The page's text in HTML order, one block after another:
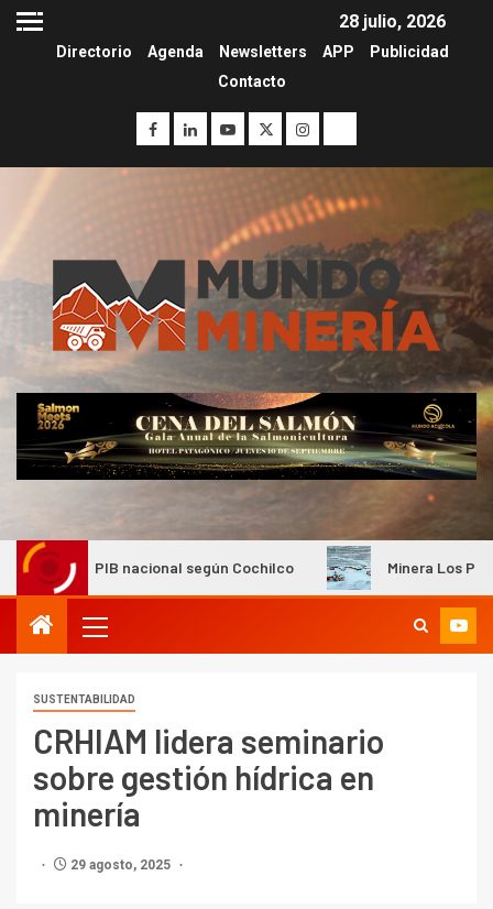
28 julio, 2026
Directorio Agenda Newsletters APP
Publicidad
Contacto
nacional según Cochilco Minera Los Pelambres
SUSTENTABILIDAD
CRHIAM lidera seminario
sobre gestión hídrica en
minería
29 agosto, 2025